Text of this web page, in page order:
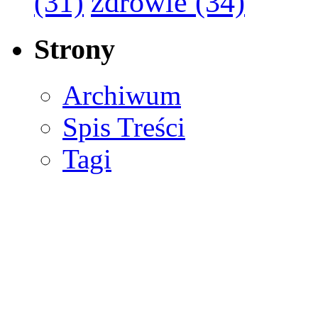
Strony
Archiwum
Spis Treści
Tagi